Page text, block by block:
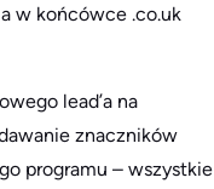
w końcówce .co.uk
lead’a na
znaczników
programu – wszystkie